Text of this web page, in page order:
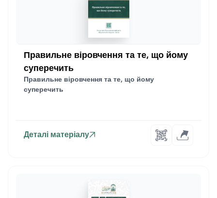
Правильне віровчення та те, що йому
суперечить
Правильне віровчення та те, що йому
суперечить
Деталі матеріалу